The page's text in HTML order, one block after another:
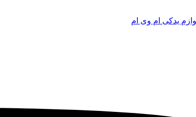
یدکی ام وی ام